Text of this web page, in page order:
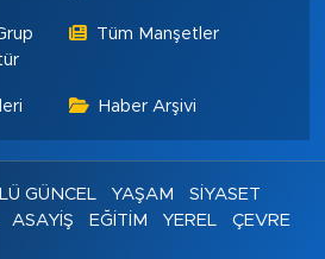
Tüm Manşetler
Haber Arşivi
GÜNCEL YAŞAM
SİYASET
ASAYİŞ EĞİTİM YEREL ÇEVRE